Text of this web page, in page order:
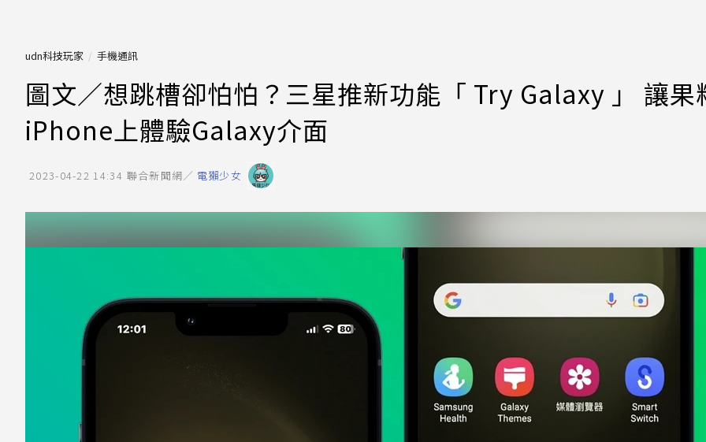
udn科技玩家 手機通訊
圖文／想跳槽卻怕怕？三星推新功能「 Try Galaxy 」 讓果
iPhone上體驗Galaxy介面
2023-04-22 14:34 聯合新聞網／ 電獺少女